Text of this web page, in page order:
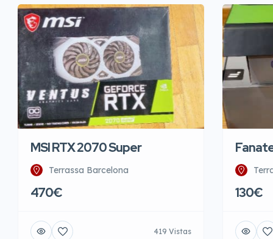
MSI RTX 2070 Super
Terrassa Barcelona
470€
419 Vistas
130€